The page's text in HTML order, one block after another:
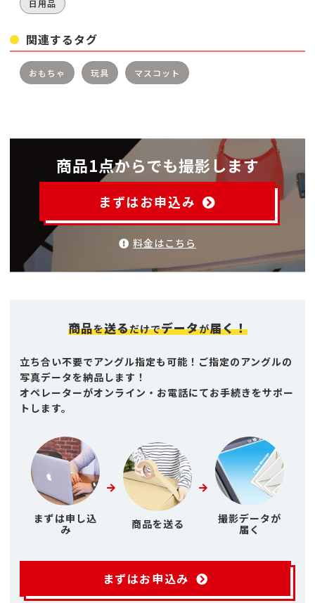
日用品
関連するタグ
おもちゃ 玩具 マスコット
商品1点からでも撮影します
まずはお申込み
料金はこちら
商品を送るだけでデータが届く！
立ち合い不要でアングル指定も可能！ご指定のアングルの
写真データを納品します！
オペレーターがオンライン・お電話にてお手続きをサポー
トします。
まずは申し込
み
商品を送る
撮影データが
届く
まずはお申込み